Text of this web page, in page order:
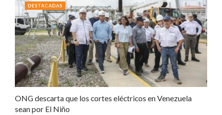
ONG descarta que los cortes eléctricos en Venezuela
sean por El Niño
DESTACADAS